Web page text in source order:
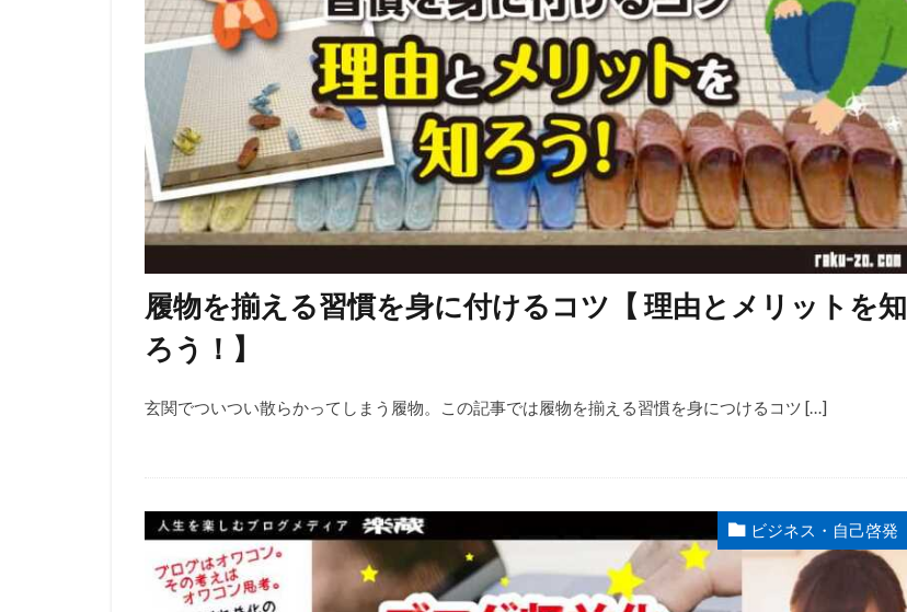
履物を揃える習慣を身に付けるコツ【 理由とメリットを知
ろう！】
玄関でついつい散らかってしまう履物。この記事では履物を揃える習慣を身につけるコツ […]
ビジネス・自己啓発